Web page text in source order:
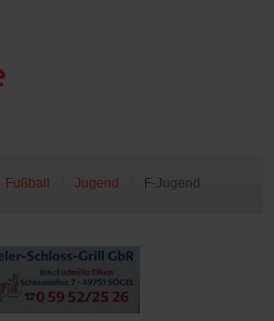
Fußball Jugend F-Jugend